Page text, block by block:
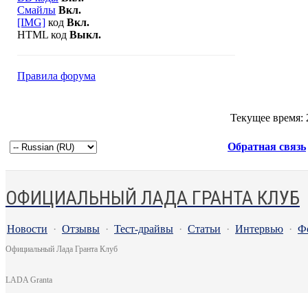
Смайлы Вкл.
[IMG] код Вкл.
HTML код Выкл.
Правила форума
Текущее время:
Обратная связь
ОФИЦИАЛЬНЫЙ ЛАДА ГРАНТА КЛУБ
Новости · Отзывы · Тест-драйвы · Статьи · Интервью ·
Официальный Лада Гранта Клуб
LADA Granta